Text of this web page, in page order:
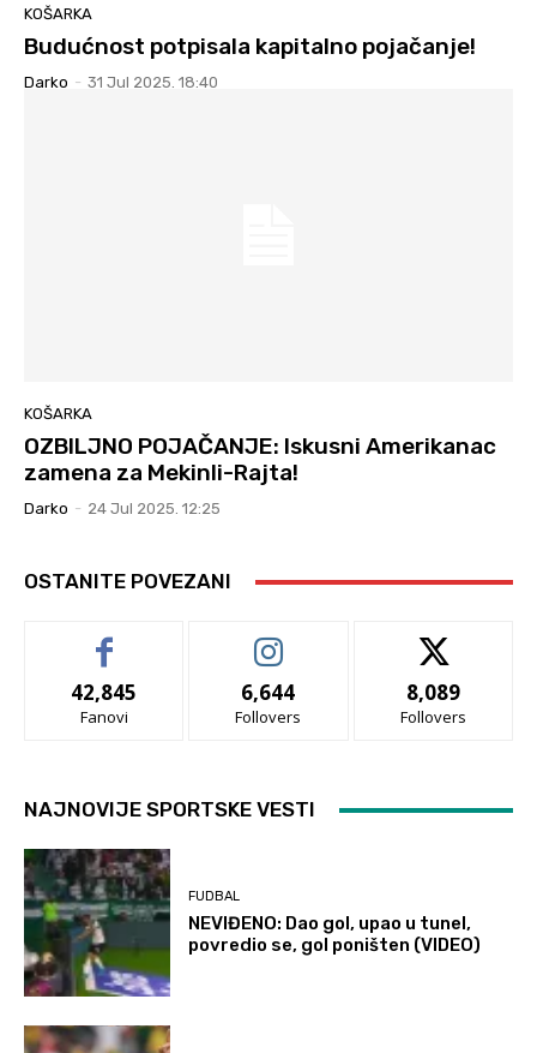
KOŠARKA
Budućnost potpisala kapitalno pojačanje!
Darko - 31 Jul 2025. 18:40
KOŠARKA
OZBILJNO POJAČANJE: Iskusni Amerikanac
zamena za Mekinli-Rajta!
Darko - 24 Jul 2025. 12:25
OSTANITE POVEZANI
42,845
Fanovi
6,644
Follovers
8,089
Follovers
NAJNOVIJE SPORTSKE VESTI
FUDBAL
NEVIĐENO: Dao gol, upao u tunel,
povredio se, gol poništen (VIDEO)